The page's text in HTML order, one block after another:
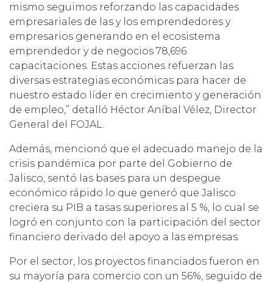
mismo seguimos reforzando las capacidades
empresariales de las y los emprendedores y
empresarios generando en el ecosistema
emprendedor y de negocios 78,696
capacitaciones. Estas acciones refuerzan las
diversas estrategias económicas para hacer de
nuestro estado líder en crecimiento y generación
de empleo,” detalló Héctor Aníbal Vélez, Director
General del FOJAL.
Además, mencionó que el adecuado manejo de la
crisis pandémica por parte del Gobierno de
Jalisco, sentó las bases para un despegue
económico rápido lo que generó que Jalisco
creciera su PIB a tasas superiores al 5 %, lo cual se
logró en conjunto con la participación del sector
financiero derivado del apoyo a las empresas.
Por el sector, los proyectos financiados fueron en
su mayoría para comercio con un 56%, seguido de